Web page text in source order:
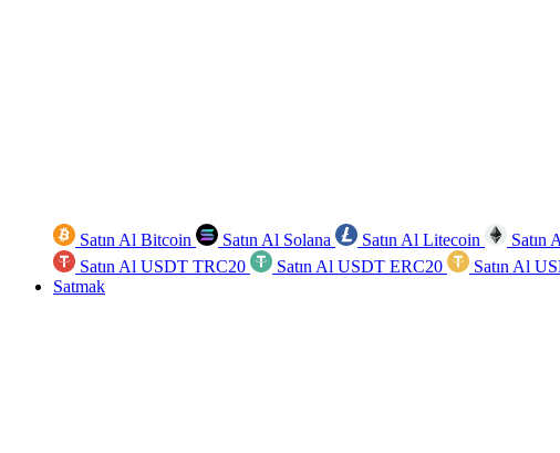
Satın Al Bitcoin Satın Al Solana Satın Al Litecoin Satın
Satın Al USDT TRC20
Satın Al USDT ERC20 Satın Al
Satmak